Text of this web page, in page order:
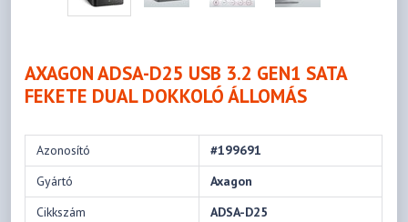
AXAGON ADSA-D25 USB 3.2 GEN1 SATA
FEKETE DUAL DOKKOLÓ ÁLLOMÁS
Azonosító
#199691
Gyártó
Axagon
Cikkszám
ADSA-D25